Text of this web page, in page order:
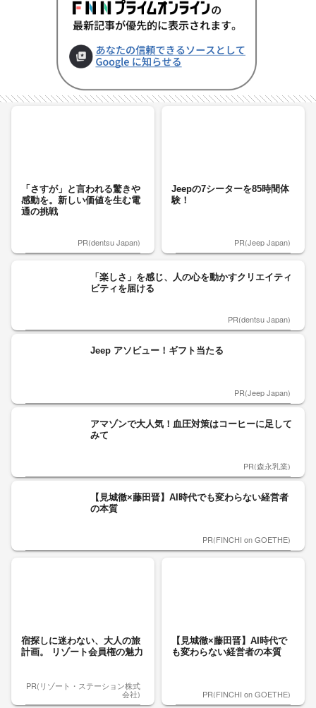
「さすが」と言われる驚きや
感動を。新しい価値を生む電
通の挑戦
PR(dentsu Japan)
Jeepの7シーターを85時間体
験！
PR(Jeep Japan)
「楽しさ」を感じ、人の心を動かすクリエイティ
ビティを届ける
PR(dentsu Japan)
Jeep アソビュー！ギフト当たる
PR(Jeep Japan)
アマゾンで大人気！血圧対策はコーヒーに足して
みて
PR(森永乳業)
【見城徹×藤田晋】AI時代でも変わらない経営者
の本質
PR(FINCHI on GOETHE)
宿探しに迷わない、大人の旅
計画。 リゾート会員権の魅力
PR(リゾート・ステーション株式
会社)
【見城徹×藤田晋】AI時代で
も変わらない経営者の本質
PR(FINCHI on GOETHE)